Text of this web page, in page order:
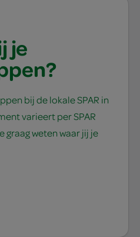
je
bij de lokale SPAR in
varieert per SPAR
graag weten waar jij je